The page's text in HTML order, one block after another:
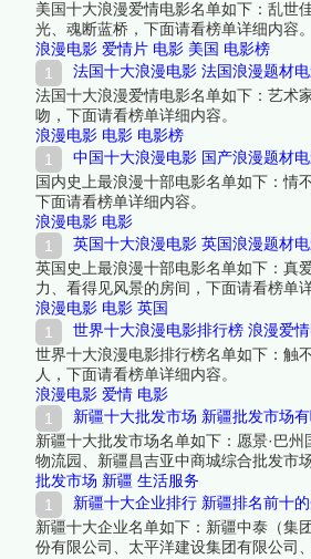
美国十大浪漫爱情电影名单如下：乱世
光、魂断蓝桥，下面请看榜单详细内容。
浪漫电影 爱情片 电影 美国 电影榜
法国十大浪漫电影 法国浪漫题材
法国十大浪漫爱情电影名单如下：艺术
吻，下面请看榜单详细内容。
浪漫电影 电影 电影榜
中国十大浪漫电影 国产浪漫题材
国内史上最浪漫十部电影名单如下：情
下面请看榜单详细内容。
浪漫电影 电影
英国十大浪漫电影 英国浪漫题材
英国史上最浪漫十部电影名单如下：真
力、看得见风景的房间，下面请看榜单
浪漫电影 电影 英国
世界十大浪漫电影排行榜 浪漫爱
世界十大浪漫电影排行榜名单如下：触
人，下面请看榜单详细内容。
浪漫电影 爱情 电影
新疆十大批发市场 新疆批发市场
新疆十大批发市场名单如下：愿景·巴
物流园、新疆昌吉亚中商城综合批发市
榜单详细内容。
批发市场 新疆 生活服务
新疆十大企业排行 新疆排名前十
新疆十大企业名单如下：新疆中泰（集
份有限公司、太平洋建设集团有限公司